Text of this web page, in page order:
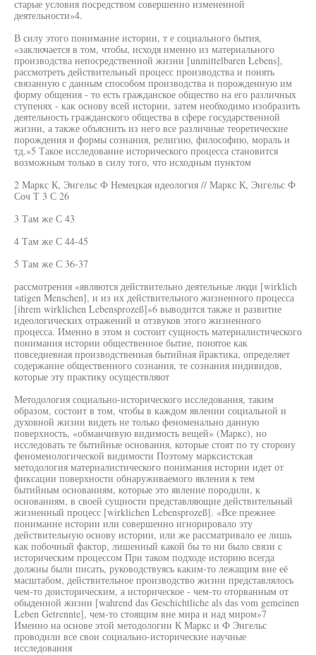
старые условия посредством совершенно измененной
деятельности»4.
В силу этого понимание истории, т е социального бытия,
«заключается в том, чтобы, исходя именно из материального
производства непосредственной жизни [unmittelbaren Lebens],
рассмотреть действительный процесс производства и понять
связанную с данным способом производства и порожденную им
форму общения - то есть гражданское общество на его различных
ступенях - как основу всей истории, затем необходимо изобразить
деятельность гражданского общества в сфере государственной
жизни, а также объяснить из него все различные теоретические
порождения и формы сознания, религию, философию, мораль и
тд.»5 Такое исследование исторического процесса становится
возможным только в силу того, что исходным пунктом
2 Маркс К, Энгельс Ф Немецкая идеология // Маркс К, Энгельс Ф
Соч Т 3 С 26
3 Там же С 43
4 Там же С 44-45
5 Там же С 36-37
рассмотрения «являются действительно деятельные люди [wirklich
tatigen Menschen], и из их действительного жизненного процесса
[ihrem wirklichen Lebensprozeß]»6 выводится также и развитие
идеологических отражений и отзвуков этого жизненного
процесса. Именно в этом и состоит сущность материалистического
понимания истории общественное бытие, понятое как
повседневная производственная бытийная йрактика, определяет
содержание общественного сознания, те сознания индивидов,
которые эту практику осуществляют
Методология социально-исторического исследования, таким
образом, состоит в том, чтобы в каждом явлении социальной и
духовной жизни видеть не только феноменально данную
поверхность, «обманчивую видимость вещей» (Маркс), но
исследовать те бытийные основания, которые стоят по ту сторону
феноменологической видимости Поэтому марксистская
методология материалистического понимания истории идет от
фиксации поверхности обнаруживаемого явления к тем
бытийным основаниям, которые это явление породили, к
основаниям, в своей сущности представляющие действительный
жизненный процесс [wirklichen Lebensprozeß]. «Все прежнее
понимание истории или совершенно игнорировало эту
действительную основу истории, или же рассматривало ее лишь
как побочный фактор, лишенный какой бы то ни было связи с
историческим процессом При таком подходе историю всегда
должны были писать, руководствуясь каким-то лежащим вне её
масштабом, действительное производство жизни представлялось
чем-то доисторическим, а историческое - чем-то оторванным от
обыденной жизни [wahrend das Geschichtliche als das vom gemeinen
Leben Getrennte], чем-то стоящим вне мира и над миром»7
Именно на основе этой методологии К Маркс и Ф Энгельс
проводили все свои социально-исторические научные
исследования